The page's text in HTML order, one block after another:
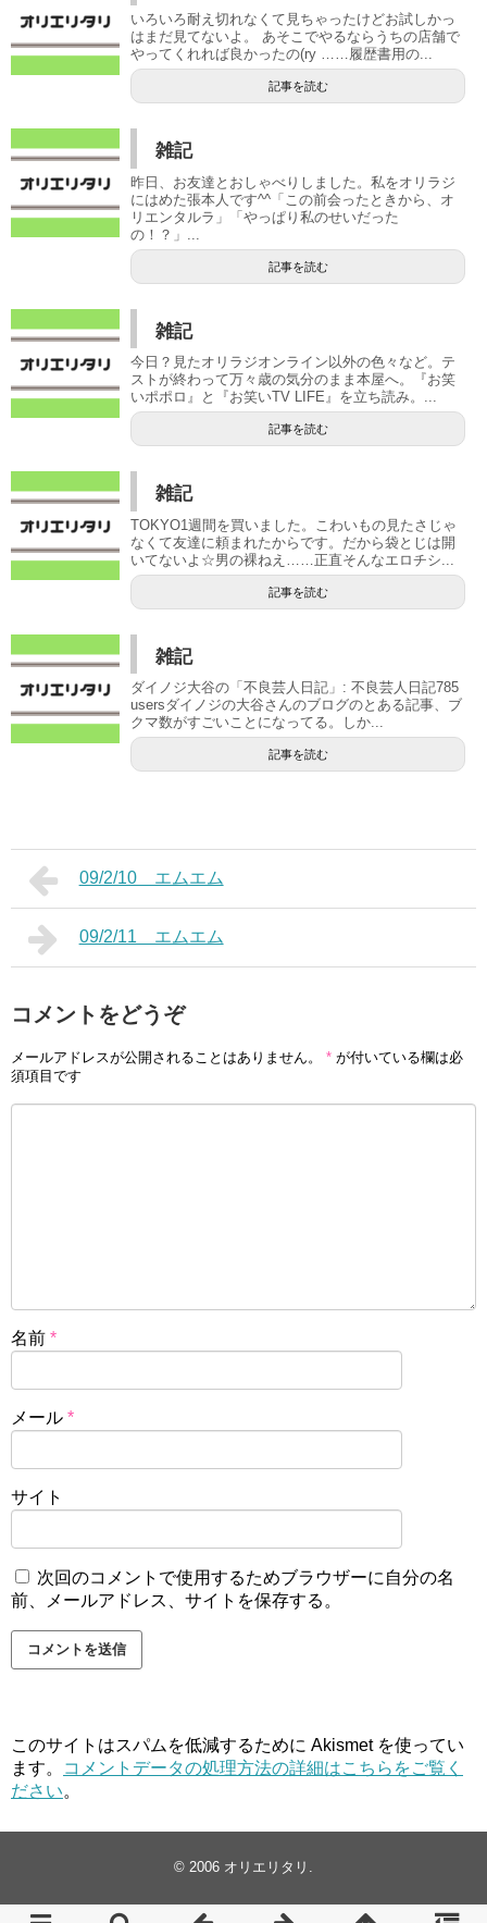
いろいろ耐え切れなくて見ちゃったけどお試しかっ
はまだ見てないよ。 あそこでやるならうちの店舗で
やってくれれば良かったの(ry ……履歴書用の...
記事を読む
雑記
昨日、お友達とおしゃべりしました。私をオリラジ
にはめた張本人です^^「この前会ったときから、オ
リエンタルラ」「やっぱり私のせいだった
の！？」...
記事を読む
雑記
今日？見たオリラジオンライン以外の色々など。テ
ストが終わって万々歳の気分のまま本屋へ。『お笑
いポポロ』と『お笑いTV LIFE』を立ち読み。...
記事を読む
雑記
TOKYO1週間を買いました。こわいもの見たさじゃ
なくて友達に頼まれたからです。だから袋とじは開
いてないよ☆男の裸ねえ……正直そんなエロチシ...
記事を読む
雑記
ダイノジ大谷の「不良芸人日記」: 不良芸人日記785
usersダイノジの大谷さんのブログのとある記事、ブ
クマ数がすごいことになってる。しか...
記事を読む
09/2/10 エムエム
09/2/11 エムエム
コメントをどうぞ
メールアドレスが公開されることはありません。 * が付いている欄は必
須項目です
名前 *
メール *
サイト
次回のコメントで使用するためブラウザーに自分の名
前、メールアドレス、サイトを保存する。
このサイトはスパムを低減するために Akismet を使ってい
ます。
コメントデータの処理方法の詳細はこちらをご覧く
ださい。
© 2006 オリエリタリ